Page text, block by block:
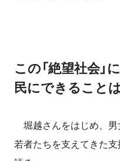
この「絶望社会
民にできること
堀越さんをはじめ、男
若者たちを支えてきた